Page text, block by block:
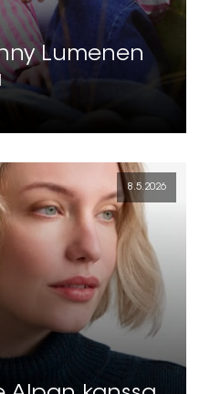
Lumenen
8.5.2026